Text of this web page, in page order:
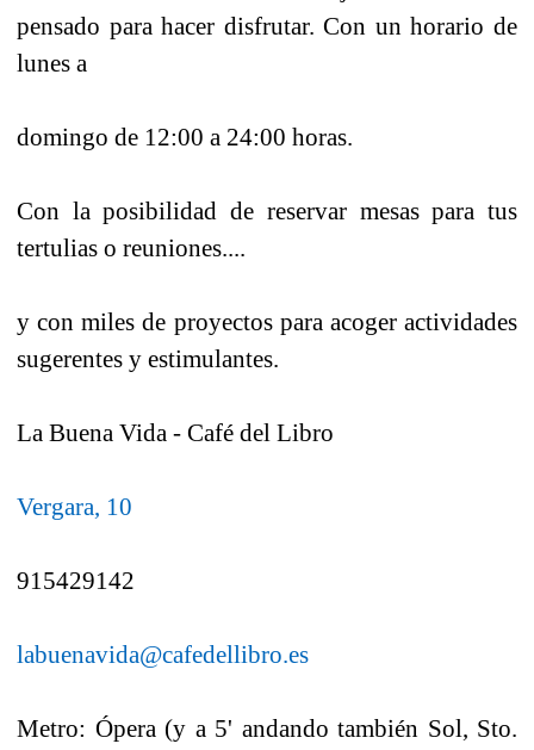
pensado para hacer disfrutar. Con un horario de
lunes a
domingo de 12:00 a 24:00 horas.
Con la posibilidad de reservar mesas para tus
tertulias o reuniones....
y con miles de proyectos para acoger actividades
sugerentes y estimulantes.
La Buena Vida - Café del Libro
Vergara, 10
915429142
labuenavida@cafedellibro.es
Metro: Ópera (y a 5' andando también Sol, Sto.